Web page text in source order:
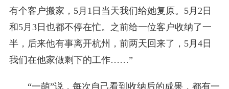
有个客户搬家，5月1日当天我们给她复原。5月2日
和5月3日也都不停在忙。之前给一位客户收纳了一
半，后来他有事离开杭州，前两天回来了，5月4日
我们在他家做剩下的工作……”
“一萌”说，每次自己看到收纳后的成果，都有一